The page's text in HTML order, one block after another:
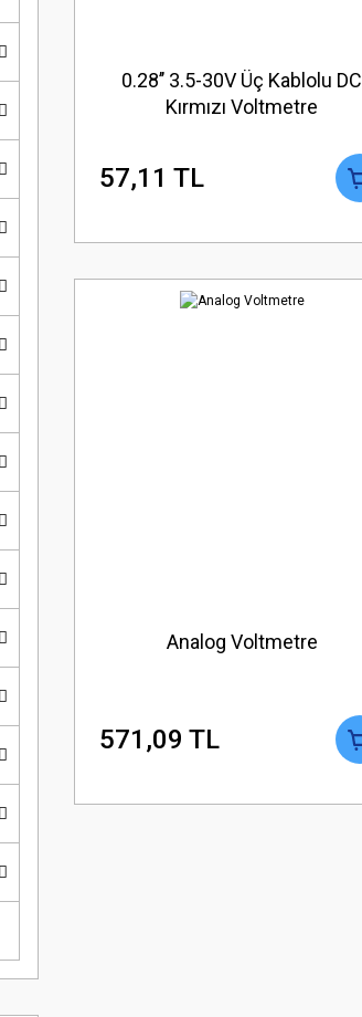
0.28’’ 3.5-30V Üç Kablolu DC
Kırmızı Voltmetre
57,11 TL
Analog Voltmetre
571,09 TL